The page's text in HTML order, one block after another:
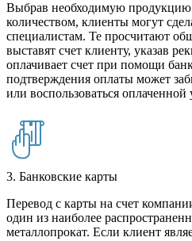
Выбрав необходимую продукцию
количеством, клиенты могут
специалистам. Те просчитают
выставят счет клиенту, указав
оплачивает счет при помощи
подтверждения оплаты может
или воспользоваться оплаченной
3. Банковские карты
Перевод с карты на счет
один из наиболее
металлопрокат. Если клиент